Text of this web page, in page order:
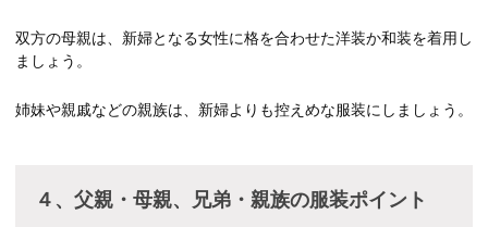
双方の母親は、新婦となる女性に格を合わせた洋装か和装を着用し
ましょう。
姉妹や親戚などの親族は、新婦よりも控えめな服装にしましょう。
４、父親・母親、兄弟・親族の服装ポイント